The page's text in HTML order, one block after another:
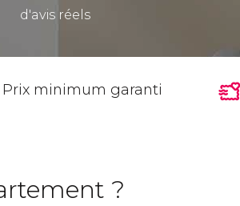
d'avis réels
Prix minimum garanti
?